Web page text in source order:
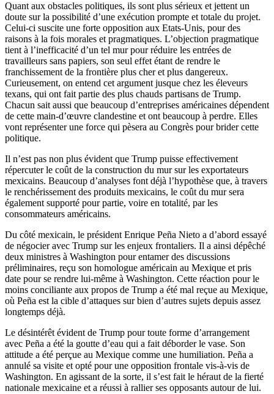
Quant aux obstacles politiques, ils sont plus sérieux et jettent un
doute sur la possibilité d’une exécution prompte et totale du projet.
Celui-ci suscite une forte opposition aux Etats-Unis, pour des
raisons à la fois morales et pragmatiques. L’objection pragmatique
tient à l’inefficacité d’un tel mur pour réduire les entrées de
travailleurs sans papiers, son seul effet étant de rendre le
franchissement de la frontière plus cher et plus dangereux.
Curieusement, on entend cet argument jusque chez les éleveurs
texans, qui ont fait partie des plus chauds partisans de Trump.
Chacun sait aussi que beaucoup d’entreprises américaines dépendent
de cette main-d’œuvre clandestine et ont beaucoup à perdre. Elles
vont représenter une force qui pèsera au Congrès pour brider cette
politique.
Il n’est pas non plus évident que Trump puisse effectivement
répercuter le coût de la construction du mur sur les exportateurs
mexicains. Beaucoup d’analyses font déjà l’hypothèse que, à travers
le renchérissement des produits mexicains, le coût du mur sera
également supporté pour partie, voire en totalité, par les
consommateurs américains.
Du côté mexicain, le président Enrique Peña Nieto a d’abord essayé
de négocier avec Trump sur les enjeux frontaliers. Il a ainsi dépêché
deux ministres à Washington pour entamer des discussions
préliminaires, reçu son homologue américain au Mexique et pris
date pour se rendre lui-même à Washington. Cette réaction pour le
moins conciliante aux propos de Trump a été mal reçue au Mexique,
où Peña est la cible d’attaques sur bien d’autres sujets depuis assez
longtemps déjà.
Le désintérêt évident de Trump pour toute forme d’arrangement
avec Peña a été la goutte d’eau qui a fait déborder le vase. Son
attitude a été perçue au Mexique comme une humiliation. Peña a
annulé sa visite et opté pour une opposition frontale vis-à-vis de
Washington. En agissant de la sorte, il s’est fait le héraut de la fierté
nationale mexicaine et a réussi à rallier ses opposants autour de lui.